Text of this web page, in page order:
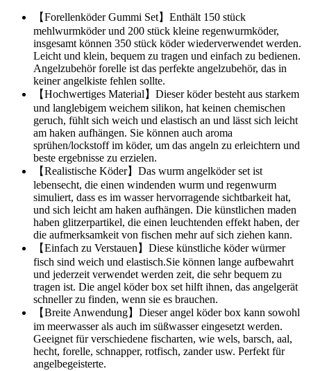
【Forellenköder Gummi Set】Enthält 150 stück
mehlwurmköder und 200 stück kleine regenwurmköder,
insgesamt können 350 stück köder wiederverwendet werden.
Leicht und klein, bequem zu tragen und einfach zu bedienen.
Angelzubehör forelle ist das perfekte angelzubehör, das in
keiner angelkiste fehlen sollte.
【Hochwertiges Material】Dieser köder besteht aus starkem
und langlebigem weichem silikon, hat keinen chemischen
geruch, fühlt sich weich und elastisch an und lässt sich leicht
am haken aufhängen. Sie können auch aroma
sprühen/lockstoff im köder, um das angeln zu erleichtern und
beste ergebnisse zu erzielen.
【Realistische Köder】Das wurm angelköder set ist
lebensecht, die einen windenden wurm und regenwurm
simuliert, dass es im wasser hervorragende sichtbarkeit hat,
und sich leicht am haken aufhängen. Die künstlichen maden
haben glitzerpartikel, die einen leuchtenden effekt haben, der
die aufmerksamkeit von fischen mehr auf sich ziehen kann.
【Einfach zu Verstauen】Diese künstliche köder würmer
fisch sind weich und elastisch.Sie können lange aufbewahrt
und jederzeit verwendet werden zeit, die sehr bequem zu
tragen ist. Die angel köder box set hilft ihnen, das angelgerät
schneller zu finden, wenn sie es brauchen.
【Breite Anwendung】Dieser angel köder box kann sowohl
im meerwasser als auch im süßwasser eingesetzt werden.
Geeignet für verschiedene fischarten, wie wels, barsch, aal,
hecht, forelle, schnapper, rotfisch, zander usw. Perfekt für
angelbegeisterte.